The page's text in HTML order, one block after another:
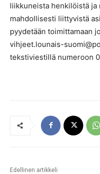
liikkuneista henkilöistä ja
mahdollisesti liittyvistä
pyydetään toimittamaan
vihjeet.lounais-
tekstiviestillä numeroon
Edellinen artikkeli